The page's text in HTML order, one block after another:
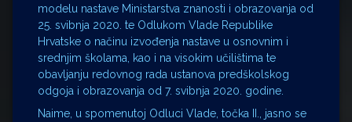
modelu nastave Ministarstva znanosti i obrazovanja od
25. svibnja 2020. te Odlukom Vlade Republike
Hrvatske o načinu izvođenja nastave u osnovnim i
srednjim školama, kao i na visokim učilištima te
obavljanju redovnog rada ustanova predškolskog
odgoja i obrazovanja od 7. svibnja 2020. godine.
Naime, u spomenutoj Odluci Vlade, točka II., jasno se